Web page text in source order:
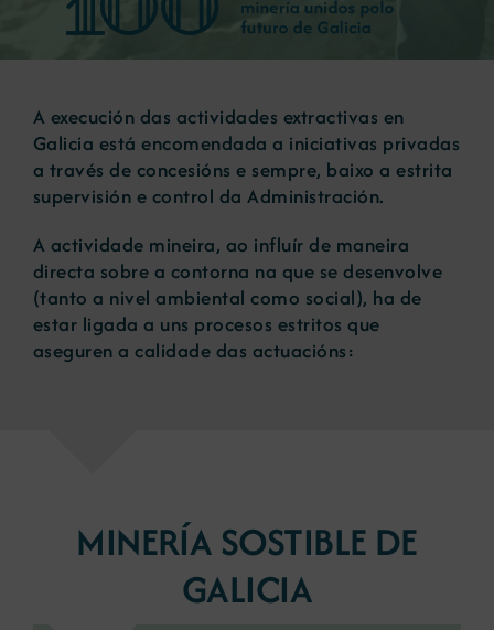
Novas
Portal de emprego
Contacto
A execución das actividades extractivas en
Galicia está encomendada a iniciativas privadas
a través de concesións e sempre, baixo a estrita
supervisión e control da Administración.
A actividade mineira, ao influír de maneira
directa sobre a contorna na que se desenvolve
(tanto a nivel ambiental como social), ha de
estar ligada a uns procesos estritos que
aseguren a calidade das actuacións:
MINERÍA SOSTIBLE DE
GALICIA